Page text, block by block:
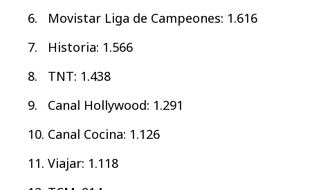
Movistar Liga de Campeones: 1.616
Historia: 1.566
TNT: 1.438
Canal Hollywood: 1.291
Canal Cocina: 1.126
Viajar: 1.118